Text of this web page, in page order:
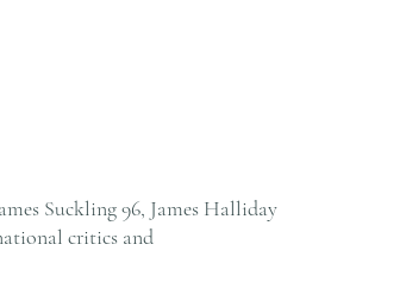
Suckling 96, James Halliday
critics and